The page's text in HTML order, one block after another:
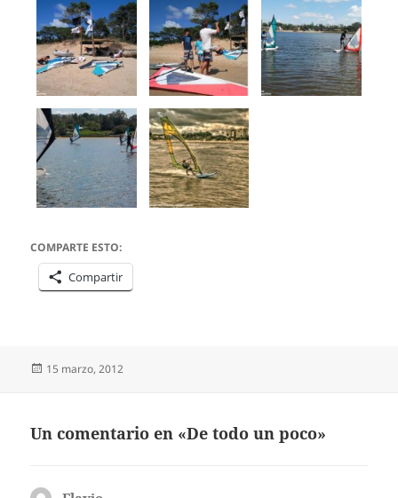
COMPARTE ESTO:
Compartir
Publicado
15 marzo, 2012
Un comentario en «De todo un poco»